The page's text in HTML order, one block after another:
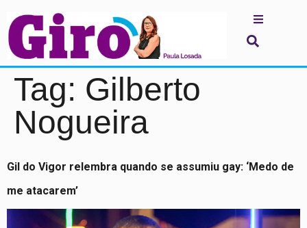
Tag: Gilberto
Nogueira
Gil do Vigor relembra quando se assumiu gay: ‘Medo de
me atacarem’